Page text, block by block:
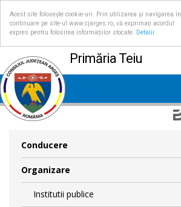
Acest site folosește cookie-uri. Prin utilizarea și navigarea în
continuare pe site-ul www.cjarges.ro, vă exprimați acordul
expres pentru folosirea informațiilor stocate.
Detalii
Primăria Teiu
Conducere
Organizare
Institutii publice